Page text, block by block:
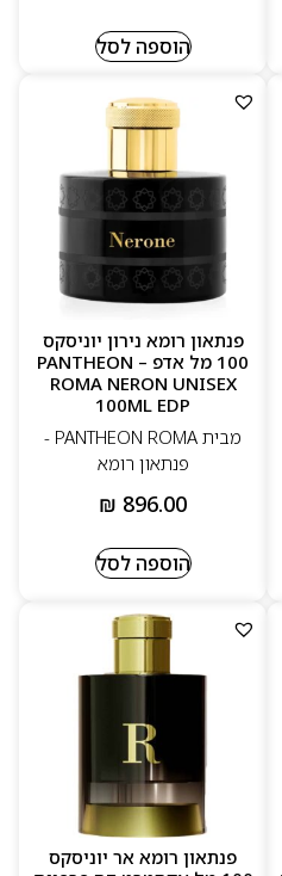
הוספה לסל
פנתאון רומא נירון יוניסקס
100 מל אדפ – PANTHEON
ROMA NERON UNISEX
100ML EDP
מבית PANTHEON ROMA -
פנתאון רומא
₪ 896.00
הוספה לסל
פנתאון רומא אר יוניסקס